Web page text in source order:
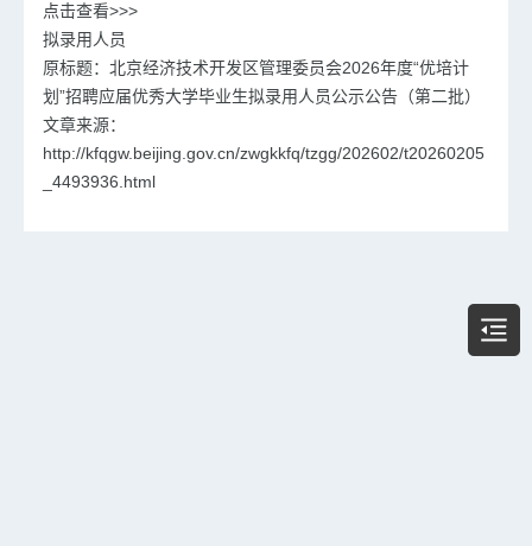
点击查看>>>
拟录用人员
原标题：北京经济技术开发区管理委员会2026年度“优培计
划”招聘应届优秀大学毕业生拟录用人员公示公告（第二批）
文章来源：
http://kfqgw.beijing.gov.cn/zwgkkfq/tzgg/202602/t20260205
_4493936.html